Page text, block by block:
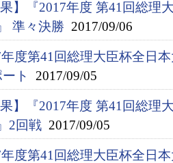
果】『2017年度 第41回総理
準々決勝 2017/09/06
年度第41回総理大臣杯全日
ト
2017/09/05
果】『2017年度 第41回総理
2回戦 2017/09/05
年度第41回総理大臣杯全日